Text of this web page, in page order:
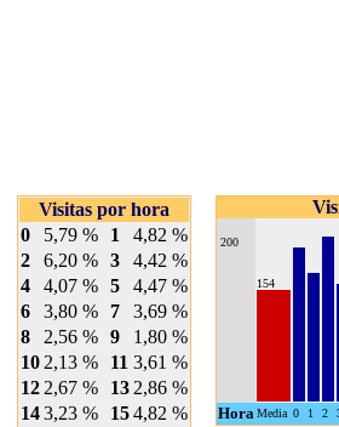
Visitas por hora
0
5,79 % 1
4,82 %
2
6,20 % 3
4,42 %
4
4,07 % 5
4,47 %
6
3,80 % 7
3,69 %
8
2,56 % 9
1,80 %
10 2,13 % 11 3,61 %
12 2,67 % 13 2,86 %
143,23 % 154,82 %
200
154
HoraMedia 0 1 2